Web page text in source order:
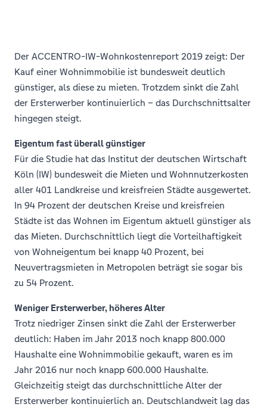
Der ACCENTRO-IW-Wohnkostenreport 2019 zeigt: Der
Kauf einer Wohnimmobilie ist bundesweit deutlich
günstiger, als diese zu mieten. Trotzdem sinkt die Zahl
der Ersterwerber kontinuierlich – das Durchschnittsalter
hingegen steigt.
Eigentum fast überall günstiger
Für die Studie hat das Institut der deutschen Wirtschaft
Köln (IW) bundesweit die Mieten und Wohnnutzerkosten
aller 401 Landkreise und kreisfreien Städte ausgewertet.
In 94 Prozent der deutschen Kreise und kreisfreien
Städte ist das Wohnen im Eigentum aktuell günstiger als
das Mieten. Durchschnittlich liegt die Vorteilhaftigkeit
von Wohneigentum bei knapp 40 Prozent, bei
Neuvertragsmieten in Metropolen beträgt sie sogar bis
zu 54 Prozent.
Weniger Ersterwerber, höheres Alter
Trotz niedriger Zinsen sinkt die Zahl der Ersterwerber
deutlich: Haben im Jahr 2013 noch knapp 800.000
Haushalte eine Wohnimmobilie gekauft, waren es im
Jahr 2016 nur noch knapp 600.000 Haushalte.
Gleichzeitig steigt das durchschnittliche Alter der
Ersterwerber kontinuierlich an. Deutschlandweit lag das